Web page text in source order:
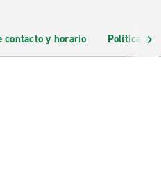
contacto y horario Políticas